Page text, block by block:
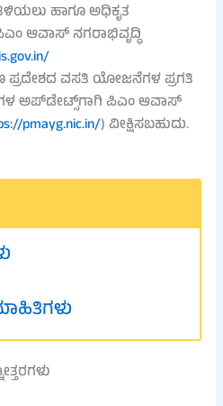
ಹಾಗೂ ಅಧಿಕೃತ
ಆವಾಸ್ ನಗರಾಭಿವೃದ್ಧಿ
ಪ್ರದೇಶದ ವಸತಿ ಯೋಜನೆಗಳ ಪ್ರಗತಿ
ಅಪ್‌ಡೇಟ್ಸ್‌ಗಾಗಿ ಪಿಎಂ ಆವಾಸ್
pmayg.nic.in/) ವೀಕ್ಷಿಸಬಹುದು.